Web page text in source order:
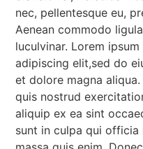
nec, pellentesque eu,
Aenean commodo
luculvinar. Lorem
adipiscing elit,sed do
et dolore magna
quis nostrud
aliquip ex ea sint
sunt in culpa qui